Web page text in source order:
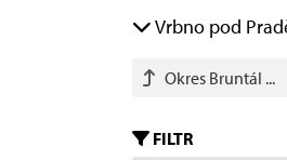
Vrbno pod
Okres Bruntál ...
FILTR